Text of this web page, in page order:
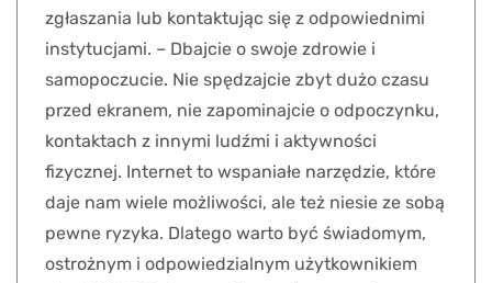
zgłaszania lub kontaktując się z odpowiednimi
instytucjami. – Dbajcie o swoje zdrowie i
samopoczucie. Nie spędzajcie zbyt dużo czasu
przed ekranem, nie zapominajcie o odpoczynku,
kontaktach z innymi ludźmi i aktywności
fizycznej. Internet to wspaniałe narzędzie, które
daje nam wiele możliwości, ale też niesie ze sobą
pewne ryzyka. Dlatego warto być świadomym,
ostrożnym i odpowiedzialnym użytkownikiem